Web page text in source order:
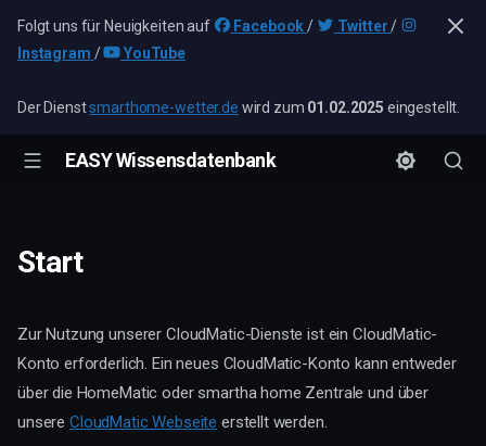
Folgt uns für Neuigkeiten auf Facebook / Twitter /
Instagram / YouTube
Der Dienstsmarthome-wetter.de wird zum 01.02.2025 eingestellt.
EASY Wissensdatenbank
Start
Zur Nutzung unserer CloudMatic-Dienste ist ein CloudMatic-
Konto erforderlich. Ein neues CloudMatic-Konto kann entweder
über die HomeMatic oder smartha home Zentrale und über
unsere CloudMatic Webseite erstellt werden.